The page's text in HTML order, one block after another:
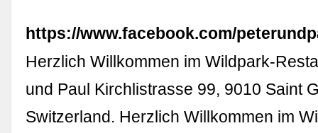
https://www.facebook.com/
Herzlich Willkommen im Wildpark-
und Paul Kirchlistrasse 99, 9010 Saint
Switzerland. Herzlich Willkommen im